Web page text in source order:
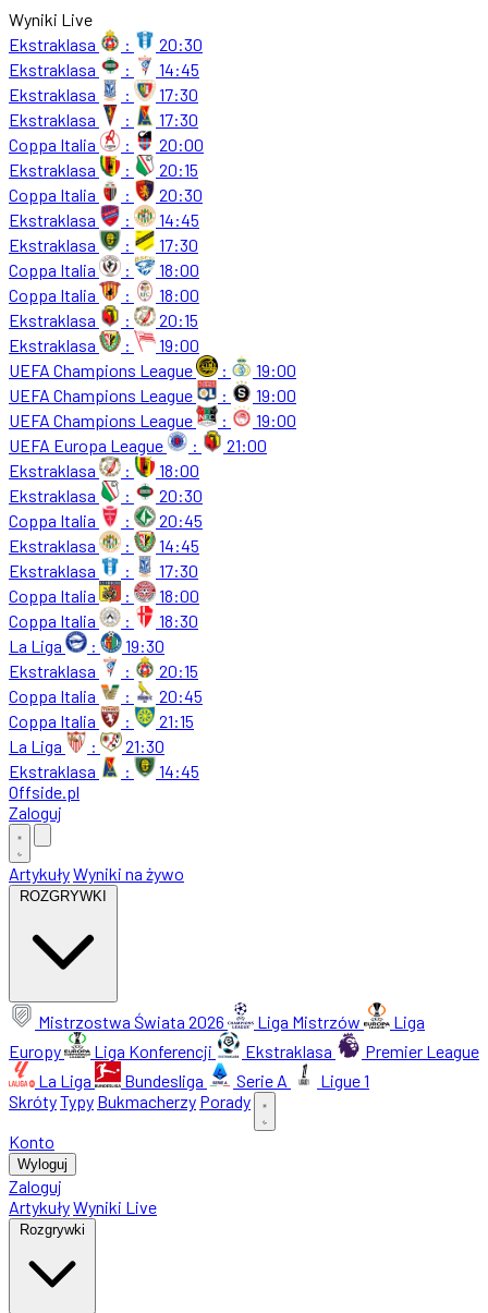
Wyniki Live
Ekstraklasa
:
20:30
Ekstraklasa
:
14:45
Ekstraklasa
:
17:30
Ekstraklasa
:
17:30
Coppa Italia
:
20:00
Ekstraklasa
:
20:15
Coppa Italia
:
20:30
Ekstraklasa
:
14:45
Ekstraklasa
:
17:30
Coppa Italia
:
18:00
Coppa Italia
:
18:00
Ekstraklasa
:
20:15
Ekstraklasa
:
19:00
UEFA Champions League
:
19:00
UEFA Champions League
:
19:00
UEFA Champions League
:
19:00
UEFA Europa League
:
21:00
Ekstraklasa
:
18:00
Ekstraklasa
:
20:30
Coppa Italia
:
20:45
Ekstraklasa
:
14:45
Ekstraklasa
:
17:30
Coppa Italia
:
18:00
Coppa Italia
:
18:30
La Liga
:
19:30
Ekstraklasa
:
20:15
Coppa Italia
:
20:45
Coppa Italia
:
21:15
La Liga
:
21:30
Ekstraklasa
:
14:45
Offside.pl
Zaloguj
ArtykułyWyniki na żywo
ROZGRYWKI
Mistrzostwa Świata 2026 Liga Mistrzów
Liga
Europy
Liga Konferencji Ekstraklasa
Premier League
La Liga
Bundesliga Serie A
Ligue 1
SkrótyTypy Bukmacherzy Porady
Konto
Wyloguj
Zaloguj
ArtykułyWyniki Live
Rozgrywki